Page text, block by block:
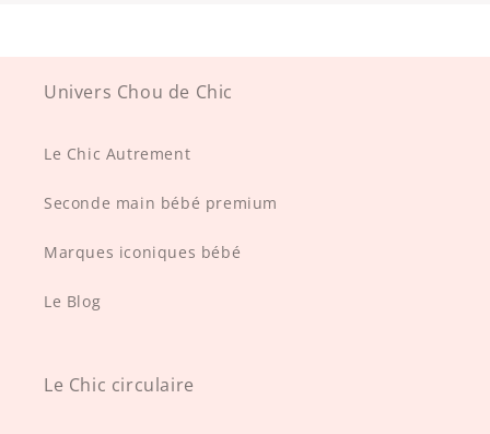
Univers Chou de Chic
Le Chic Autrement
Seconde main bébé premium
Marques iconiques bébé
Le Blog
Le Chic circulaire